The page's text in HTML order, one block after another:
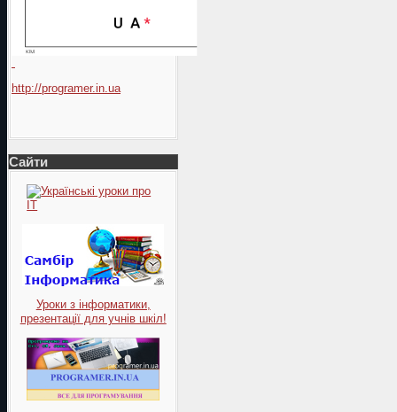
http://programer.in.ua
Сайти
Уроки з інформатики,
презентації для учнів шкіл!